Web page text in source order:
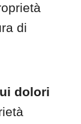
di
dolori